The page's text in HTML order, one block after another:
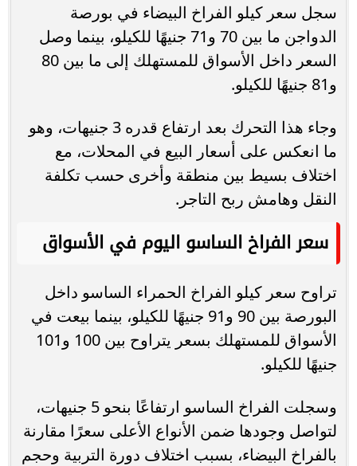
سجل سعر كيلو الفراخ البيضاء في بورصة
الدواجن ما بين 70 و71 جنيهًا للكيلو، بينما وصل
السعر داخل الأسواق للمستهلك إلى ما بين 80
و81 جنيهًا للكيلو.
وجاء هذا التحرك بعد ارتفاع قدره 3 جنيهات، وهو
ما انعكس على أسعار البيع في المحلات، مع
اختلاف بسيط بين منطقة وأخرى حسب تكلفة
النقل وهامش ربح التاجر.
سعر الفراخ الساسو اليوم في الأسواق
تراوح سعر كيلو الفراخ الحمراء الساسو داخل
البورصة بين 90 و91 جنيهًا للكيلو، بينما بيعت في
الأسواق للمستهلك بسعر يتراوح بين 100 و101
جنيهًا للكيلو.
وسجلت الفراخ الساسو ارتفاعًا بنحو 5 جنيهات،
لتواصل وجودها ضمن الأنواع الأعلى سعرًا مقارنة
بالفراخ البيضاء، بسبب اختلاف دورة التربية وحجم